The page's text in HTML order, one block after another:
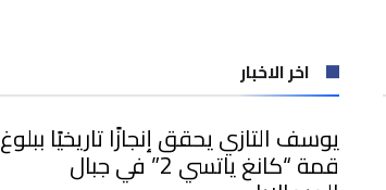
اخر الاخبار
يوسف التازي يحقق إنجازًا تاريخيًا ببلوغ
قمة “كانغ ياتسي 2” في جبال